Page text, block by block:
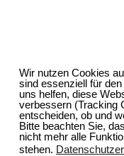
Wir nutzen Cookies
sind essenziell für
uns helfen, diese
verbessern (Tracking
entscheiden, ob und
Bitte beachten Sie,
nicht mehr alle
stehen.